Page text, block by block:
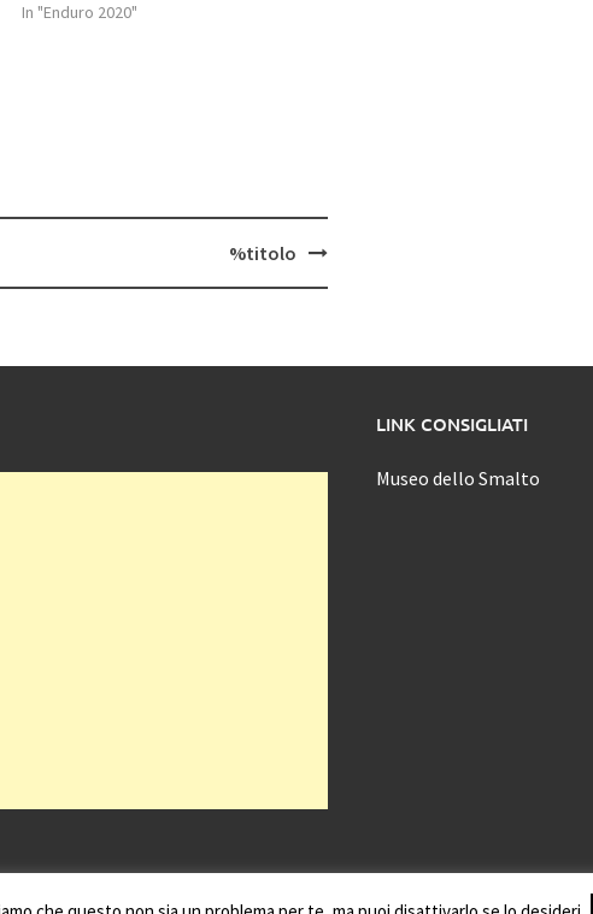
In "Enduro 2020"
%titolo
LINK CONSIGLIATI
Museo dello Smalto